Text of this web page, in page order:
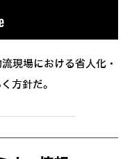
現場における省人化・
方針だ。